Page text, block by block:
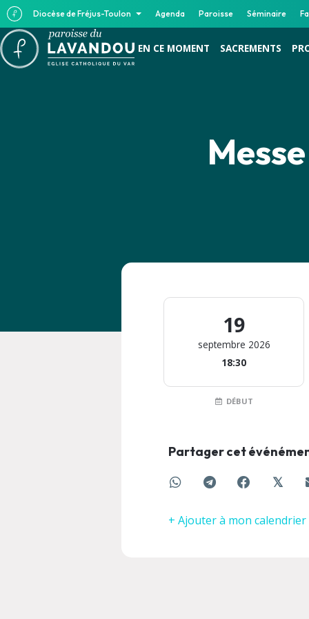
Diocèse de Fréjus-Toulon Agenda Paroisse Séminaire
EN CE MOMENT SACREMENTS
19
septembre 2026
18:30
DÉBUT
Partager cet
𝕏
+ Ajouter à mon calendrier